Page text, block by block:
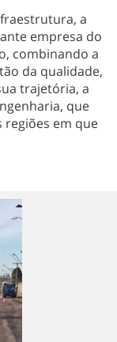
a
empresa do
combinando a
da qualidade,
trajetória, a
que
em que